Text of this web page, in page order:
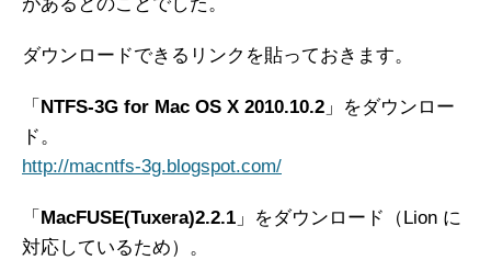
ダウンロードできるリンクを貼っておきます。
「 NTFS-3G for Mac OS X 2010.10.2 」をダウンロー
ド。
http://macntfs-3g.blogspot.com/
「 MacFUSE(Tuxera)2.2.1 」をダウンロード（Lion に
対応しているため）。